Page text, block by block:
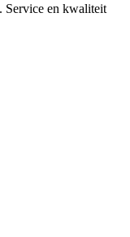
Service en kwaliteit